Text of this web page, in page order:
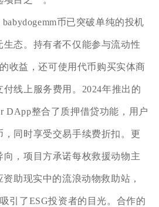
币已突破单纯的投机
生态。持有者不仅能参与流动性
收益，还可使用代币购买实体商
线上服务费用。2024年推出的
DApp整合了质押借贷功能，用户
同时享受交易手续费折扣。更
，项目方承诺每枚救援动物主
助现实中的流浪动物救助站，
引了ESG投资者的目光。合作的